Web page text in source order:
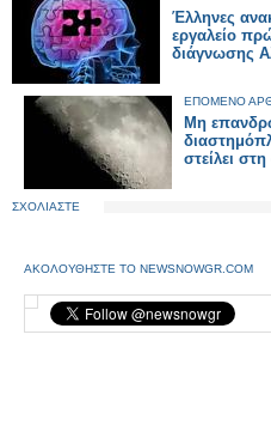
Έλληνες
εργαλείο
διάγνωσης
ΕΠΟΜΕΝΟ
Μη
στείλει
ΣΧΟΛΙΑΣΤΕ
ΑΚΟΛΟΥΘΗΣΤΕ ΤΟ NEWSNOWGR.COM